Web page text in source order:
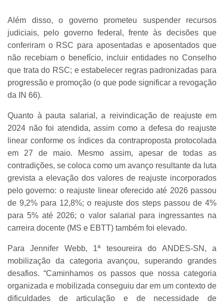
Além disso, o governo prometeu suspender recursos
judiciais, pelo governo federal, frente às decisões que
conferiram o RSC para aposentadas e aposentados que
não recebiam o benefício, incluir entidades no Conselho
que trata do RSC; e estabelecer regras padronizadas para
progressão e promoção (o que pode significar a revogação
da IN 66).
Quanto à pauta salarial, a reivindicação de reajuste em
2024 não foi atendida, assim como a defesa do reajuste
linear conforme os índices da contraproposta protocolada
em 27 de maio. Mesmo assim, apesar de todas as
contradições, se coloca como um avanço resultante da luta
grevista a elevação dos valores de reajuste incorporados
pelo governo: o reajuste linear oferecido até 2026 passou
de 9,2% para 12,8%; o reajuste dos steps passou de 4%
para 5% até 2026; o valor salarial para ingressantes na
carreira docente (MS e EBTT) também foi elevado.
Para Jennifer Webb, 1ª tesoureira do ANDES-SN, a
mobilização da categoria avançou, superando grandes
desafios. “Caminhamos os passos que nossa categoria
organizada e mobilizada conseguiu dar em um contexto de
dificuldades de articulação e de necessidade de